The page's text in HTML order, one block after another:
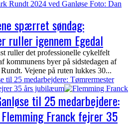
spærret søndag:
ruller igennem Egedal
ruller det professionelle cykelfelt
kommunens byer på sidstedagen af
Vejene på ruten lukkes 30...
til 25 medarbejdere: Tømrermester
35 års jubilæum
til 25 medarbejdere:
Franck fejrer 35